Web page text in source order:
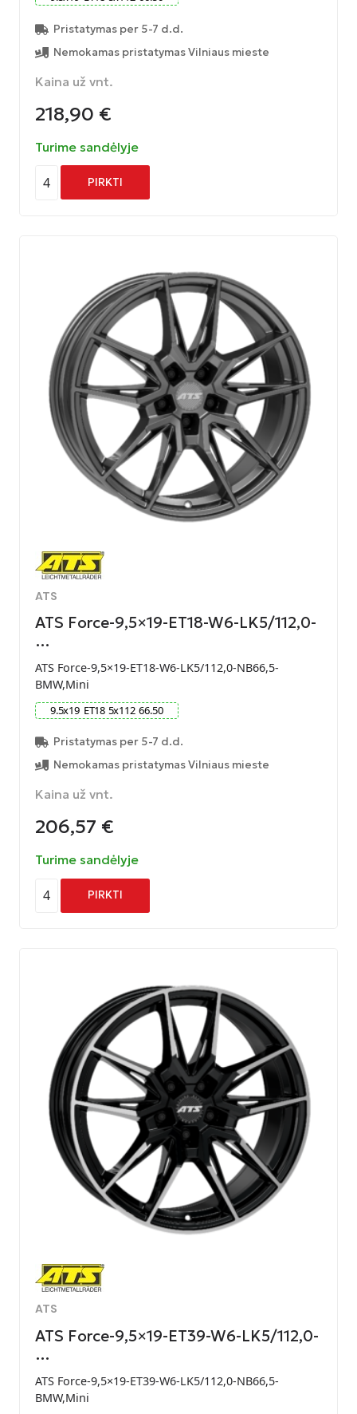
Pristatymas per 5-7 d.d.
Nemokamas pristatymas Vilniaus mieste
Kaina už vnt.
218,90 €
Turime sandėlyje
4 PIRKTI
ATS
ATS Force-9,5×19-ET18-W6-LK5/112,0-
…
ATS Force-9,5×19-ET18-W6-LK5/112,0-NB66,5-
BMW,Mini
9.5x19 ET18 5x112 66.50
Pristatymas per 5-7 d.d.
Nemokamas pristatymas Vilniaus mieste
Kaina už vnt.
206,57 €
Turime sandėlyje
4 PIRKTI
ATS
ATS Force-9,5×19-ET39-W6-LK5/112,0-
…
ATS Force-9,5×19-ET39-W6-LK5/112,0-NB66,5-
BMW,Mini